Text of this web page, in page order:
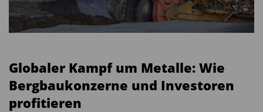
Globaler Kampf um Metalle: Wie
Bergbaukonzerne und Investoren
profitieren